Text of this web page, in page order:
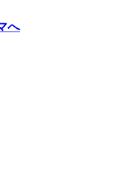
へ